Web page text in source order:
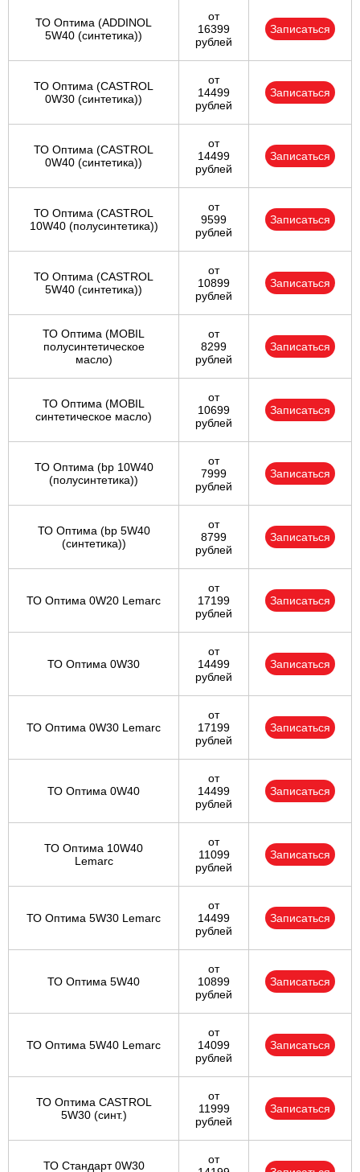
ТО Оптима (ADDINOL
5W40 (синтетика))
от
16399
рублей
Записаться
ТО Оптима (CASTROL
0W30 (синтетика))
от
14499
рублей
Записаться
ТО Оптима (CASTROL
0W40 (синтетика))
от
14499
рублей
Записаться
ТО Оптима (CASTROL
10W40 (полусинтетика))
от
9599
рублей
Записаться
ТО Оптима (CASTROL
5W40 (синтетика))
от
10899
рублей
Записаться
ТО Оптима (MOBIL
полусинтетическое
масло)
от
8299
рублей
Записаться
ТО Оптима (MOBIL
синтетическое масло)
от
10699
рублей
Записаться
ТО Оптима (bp 10W40
(полусинтетика))
от
7999
рублей
Записаться
ТО Оптима (bp 5W40
(синтетика))
от
8799
рублей
Записаться
ТО Оптима 0W20 Lemarc
от
17199
рублей
Записаться
ТО Оптима 0W30
от
14499
рублей
Записаться
ТО Оптима 0W30 Lemarc
от
17199
рублей
Записаться
ТО Оптима 0W40
от
14499
рублей
Записаться
ТО Оптима 10W40
Lemarc
от
11099
рублей
Записаться
ТО Оптима 5W30 Lemarc
от
14499
рублей
Записаться
ТО Оптима 5W40
от
10899
рублей
Записаться
ТО Оптима 5W40 Lemarc
от
14099
рублей
Записаться
ТО Оптима CASTROL
5W30 (синт.)
от
11999
рублей
Записаться
ТО Стандарт 0W30
от